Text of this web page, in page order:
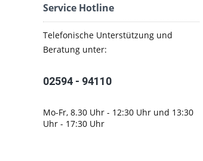
Service Hotline
Telefonische Unterstützung und
Beratung unter:
02594 - 94110
Mo-Fr, 8.30 Uhr - 12:30 Uhr und 13:30
Uhr - 17:30 Uhr